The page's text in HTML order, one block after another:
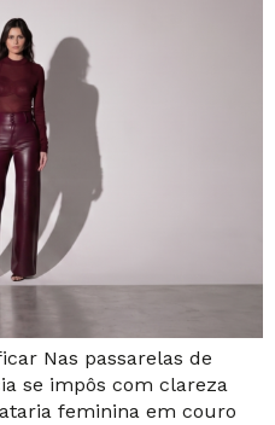
Nas passarelas de
se impôs com clareza
feminina em couro